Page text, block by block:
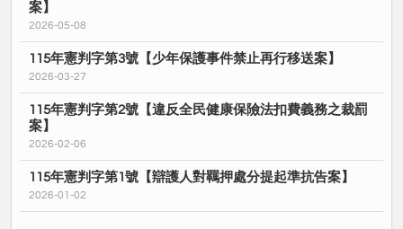
案】
2026-05-08
115年憲判字第3號【少年保護事件禁止再行移送案】
2026-03-27
115年憲判字第2號【違反全民健康保險法扣費義務之裁罰
案】
2026-02-06
115年憲判字第1號【辯護人對羈押處分提起準抗告案】
2026-01-02